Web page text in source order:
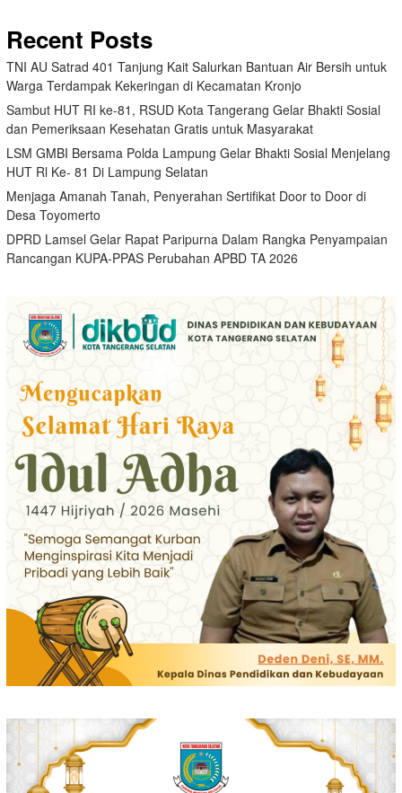
Recent Posts
TNI AU Satrad 401 Tanjung Kait Salurkan Bantuan Air Bersih untuk
Warga Terdampak Kekeringan di Kecamatan Kronjo
Sambut HUT RI ke-81, RSUD Kota Tangerang Gelar Bhakti Sosial
dan Pemeriksaan Kesehatan Gratis untuk Masyarakat
LSM GMBI Bersama Polda Lampung Gelar Bhakti Sosial Menjelang
HUT Rl Ke- 81 Di Lampung Selatan
Menjaga Amanah Tanah, Penyerahan Sertifikat Door to Door di
Desa Toyomerto
DPRD Lamsel Gelar Rapat Paripurna Dalam Rangka Penyampaian
Rancangan KUPA-PPAS Perubahan APBD TA 2026